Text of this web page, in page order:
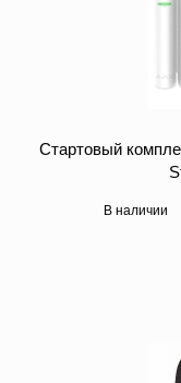
Стартовый
В наличии